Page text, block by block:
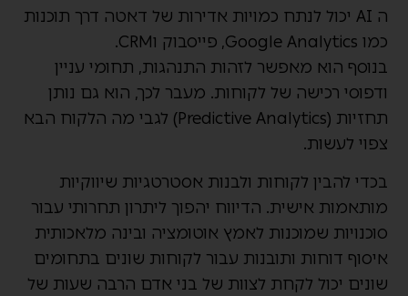
ה AI יכול לנתח כמויות אדירות של דאטה דרך תוכנות
כמו Google Analytics, פייסבוק וCRM.
בנוסף הוא מאפשר לזהות התנהגות, תחומי עניין
ודפוסי רכישה של לקוחות. מעבר לכך, הוא גם נותן
תחזיות (Predictive Analytics) לגבי מה הלקוח הבא
צפוי לעשות.
בכדי להבין לקוחות ולבנות אסטרטגיות שיווקיות
מותאמות אישית. הדיווח יהפוך ליתרון תחרותי עבור
סוכנויות שמוכנות לאמץ אוטומציה ובינה מלאכותית
איסוף דוחות ותובנות עבור לקוחות שונים בתחומים
שונים יכול לקחת לצוות של בני אדם הרבה שעות של